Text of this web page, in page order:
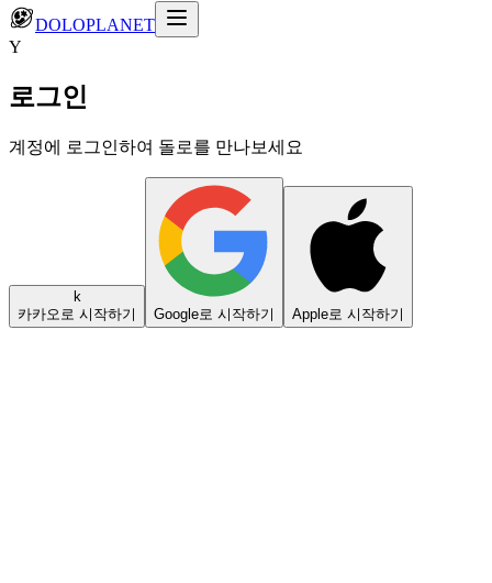
DOLOPLANET
Y
로그인
계정에 로그인하여 돌로를 만나보세요
k
카카오로 시작하기
Google로 시작하기 Apple로 시작하기